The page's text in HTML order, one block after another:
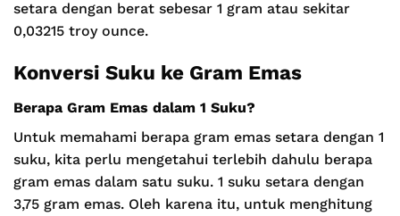
setara dengan berat sebesar 1 gram atau sekitar
0,03215 troy ounce.
Konversi Suku ke Gram Emas
Berapa Gram Emas dalam 1 Suku?
Untuk memahami berapa gram emas setara dengan 1
suku, kita perlu mengetahui terlebih dahulu berapa
gram emas dalam satu suku. 1 suku setara dengan
3,75 gram emas. Oleh karena itu, untuk menghitung